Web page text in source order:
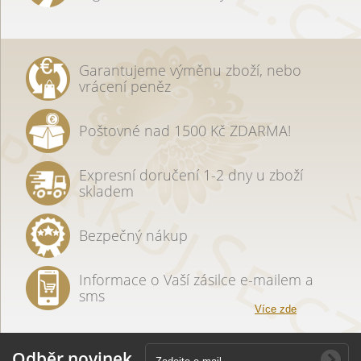
Garantujeme výměnu zboží, nebo
vrácení peněz
Poštovné nad 1500 Kč ZDARMA!
Expresní doručení 1-2 dny u zboží
skladem
Bezpečný nákup
Informace o Vaší zásilce e-mailem a
sms
Více zde